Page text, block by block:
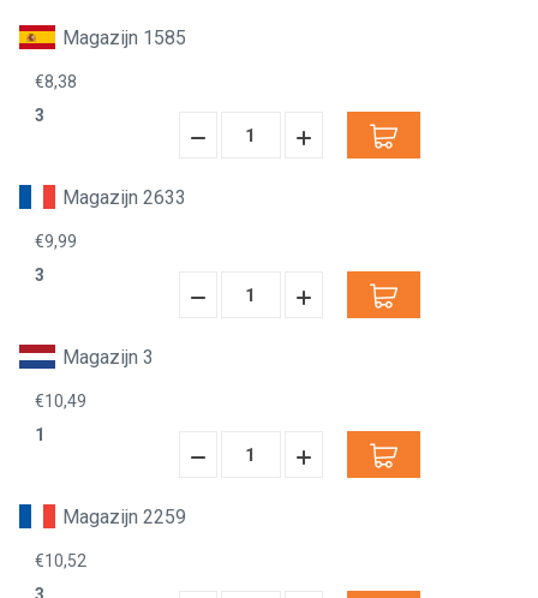
Magazijn 1585
€8,38
3
Hoeveelheid
Hoeveelheid
Magazijn 2633
€9,99
3
Hoeveelheid
Hoeveelheid
Magazijn 3
€10,49
1
Hoeveelheid
Hoeveelheid
Magazijn 2259
€10,52